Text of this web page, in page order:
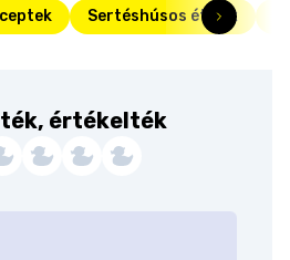
Sertéshúsos ételek
értékelték